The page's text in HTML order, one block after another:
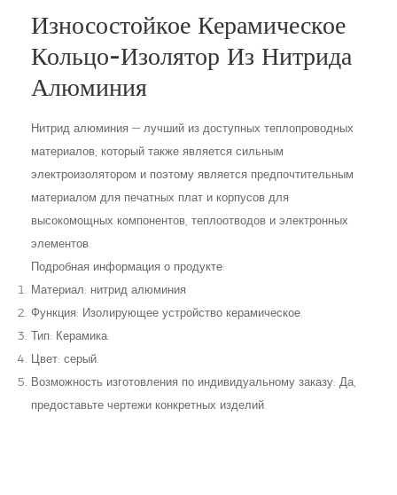
Износостойкое Керамическое
Кольцо-Изолятор Из Нитрида
Алюминия
Нитрид алюминия — лучший из доступных теплопроводных
материалов, который также является сильным
электроизолятором и поэтому является предпочтительным
материалом для печатных плат и корпусов для
высокомощных компонентов, теплоотводов и электронных
элементов.
Подробная информация о продукте:
Материал: нитрид алюминия
Функция: Изолирующее устройство керамическое.
Тип: Керамика.
Цвет: серый.
Возможность изготовления по индивидуальному заказу: Да,
предоставьте чертежи конкретных изделий.